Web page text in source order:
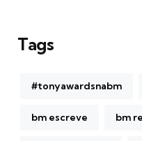
Tags
#tonyawardsnabm
bm escreve bm